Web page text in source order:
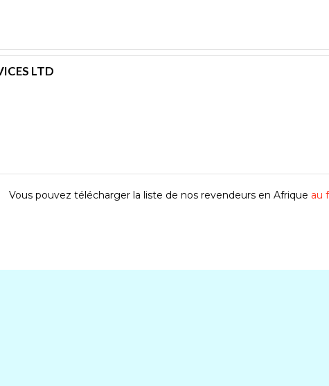
LTD
Vous pouvez télécharger la liste de nos revendeurs en Afrique au